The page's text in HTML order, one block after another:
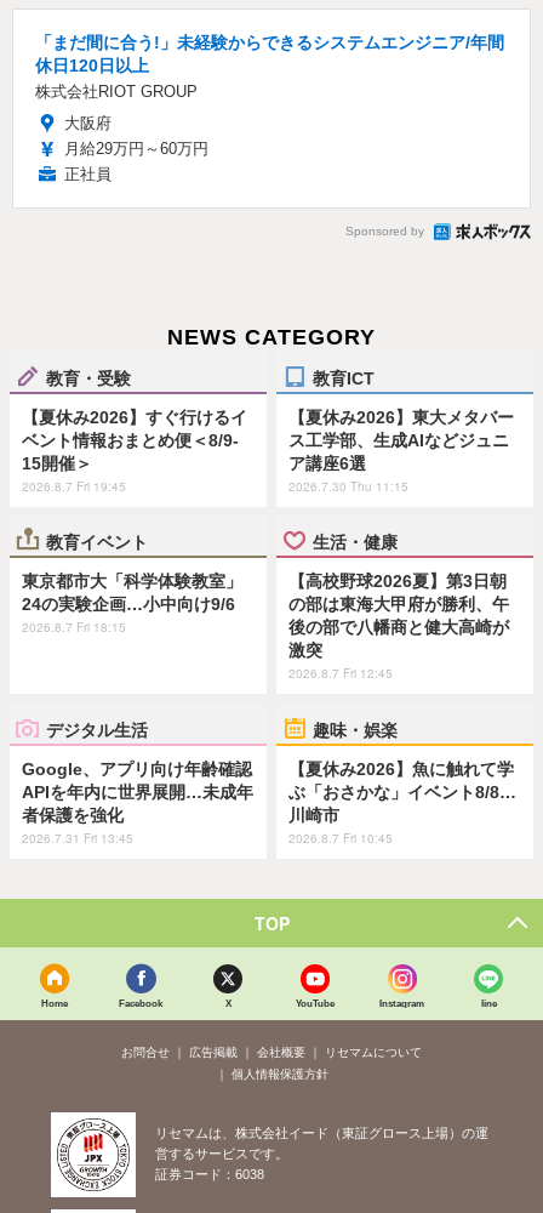
「まだ間に合う!」未経験からできるシステムエンジニア/年間
休日120日以上
株式会社RIOT GROUP
大阪府
月給29万円～60万円
正社員
Sponsored by
NEWS CATEGORY
教育・受験
【夏休み2026】すぐ行けるイ
ベント情報おまとめ便＜8/9-
15開催＞
2026.8.7 Fri 19:45
教育ICT
【夏休み2026】東大メタバー
ス工学部、生成AIなどジュニ
ア講座6選
2026.7.30 Thu 11:15
教育イベント
東京都市大「科学体験教室」
24の実験企画…小中向け9/6
2026.8.7 Fri 18:15
生活・健康
【高校野球2026夏】第3日朝
の部は東海大甲府が勝利、午
後の部で八幡商と健大高崎が
激突
2026.8.7 Fri 12:45
デジタル生活
Google、アプリ向け年齢確認
APIを年内に世界展開…未成年
者保護を強化
2026.7.31 Fri 13:45
趣味・娯楽
【夏休み2026】魚に触れて学
ぶ「おさかな」イベント8/8…
川崎市
2026.8.7 Fri 10:45
TOP
Home Facebook X YouTube Instagram line
お問合せ 広告掲載 会社概要
リセマムについて
個人情報保護方針
リセマムは、株式会社イード（東証グロース上場）の運
営するサービスです。
証券コード：6038